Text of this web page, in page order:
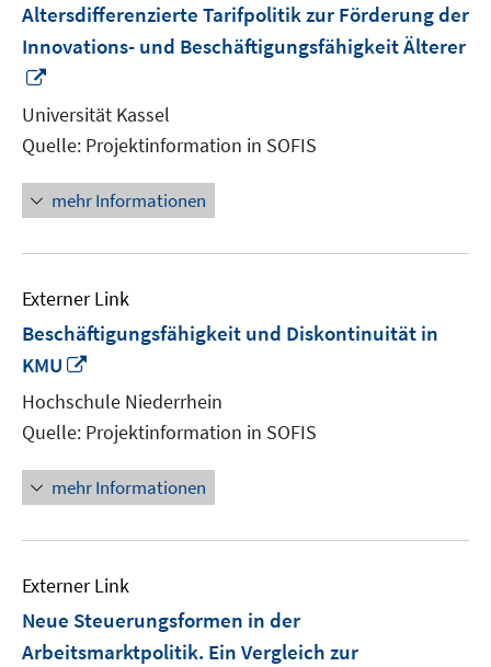
Altersdifferenzierte Tarifpolitik zur Förderung der
Innovations- und Beschäftigungsfähigkeit Älterer
neuem
Fenster
öffnen
Universität Kassel
Quelle: Projektinformation in SOFIS
mehr Informationen
Externer Link
Beschäftigungsfähigkeit und Diskontinuität in
KMU
neuem
Fenster
öffnen
Hochschule Niederrhein
Quelle: Projektinformation in SOFIS
mehr Informationen
Externer Link
Neue Steuerungsformen in der
Arbeitsmarktpolitik. Ein Vergleich zur